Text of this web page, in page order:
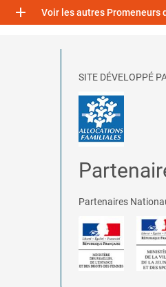
 Voir les autres Promeneurs
SITE DÉVELOPPÉ
Partenaires